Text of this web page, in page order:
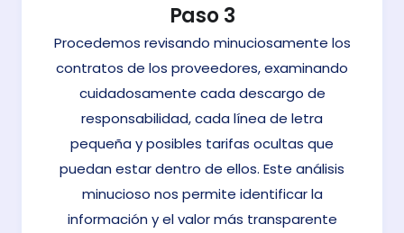
Paso 3
Procedemos revisando minuciosamente los
contratos de los proveedores, examinando
cuidadosamente cada descargo de
responsabilidad, cada línea de letra
pequeña y posibles tarifas ocultas que
puedan estar dentro de ellos. Este análisis
minucioso nos permite identificar la
información y el valor más transparente